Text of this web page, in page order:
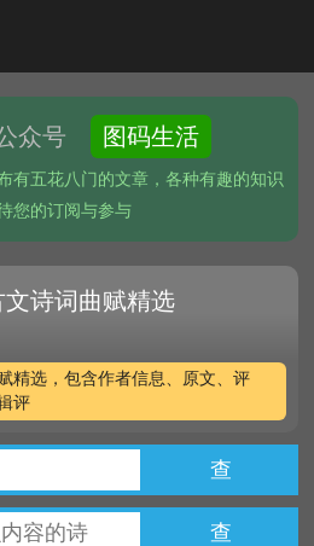
众号 图码生活
有五花八门的文章，各种有趣的知识
您的订阅与参与
诗词曲赋精选
精选，包含作者信息、原文、评
评
查
查